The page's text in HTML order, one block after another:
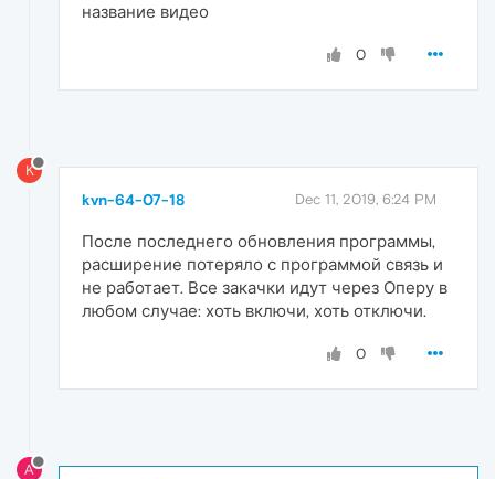
название видео
0
K
kvn-64-07-18 Dec 11, 2019, 6:24 PM
После последнего обновления программы,
расширение потеряло с программой связь и
не работает. Все закачки идут через Оперу в
любом случае: хоть включи, хоть отключи.
0
A